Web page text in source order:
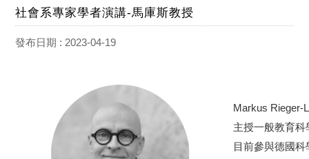
社會系專家學者演講-馬庫斯教授
發布日期 : 2023-04-19
Markus Rieger-
主授一般教育
目前參與德國科